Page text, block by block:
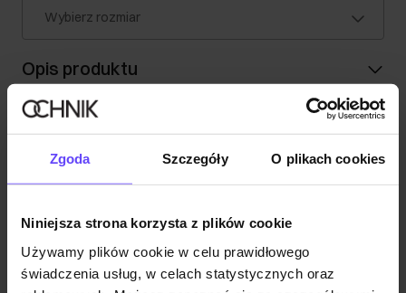
Zgoda Szczegóły O plikach cookies
Niniejsza strona korzysta z plików cookie
Używamy plików cookie w celu prawidłowego
świadczenia usług, w celach statystycznych oraz
Wybierz rozmiar
Opis produktu
Skład i wymiary
Opinie